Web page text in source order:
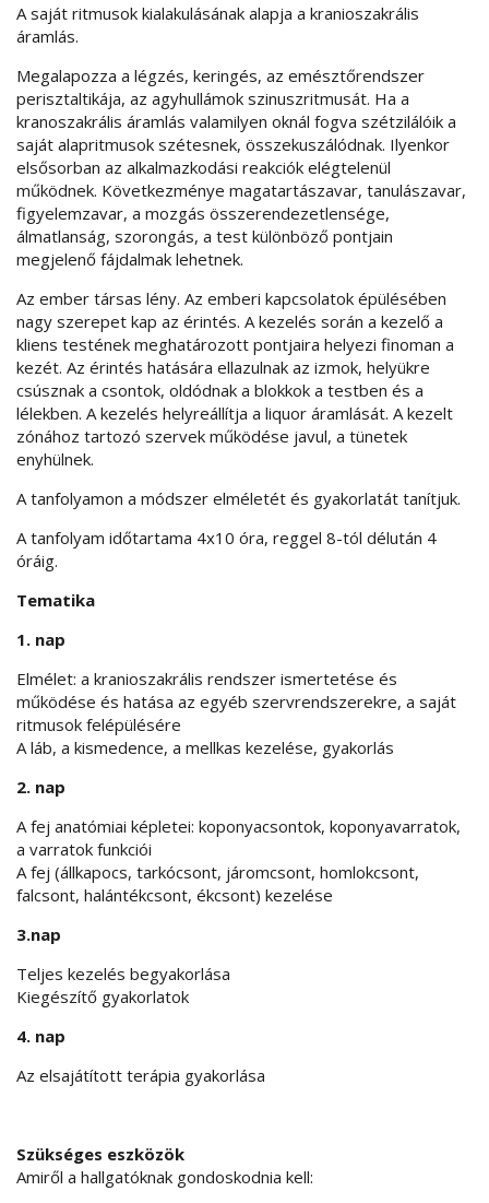
A saját ritmusok kialakulásának alapja a kranioszakrális
áramlás.
Megalapozza a légzés, keringés, az emésztőrendszer
perisztaltikája, az agyhullámok szinuszritmusát. Ha a
kranoszakrális áramlás valamilyen oknál fogva szétzilálóik a
saját alapritmusok szétesnek, összekuszálódnak. Ilyenkor
elsősorban az alkalmazkodási reakciók elégtelenül
működnek. Következménye magatartászavar, tanulászavar,
figyelemzavar, a mozgás összerendezetlensége,
álmatlanság, szorongás, a test különböző pontjain
megjelenő fájdalmak lehetnek.
Az ember társas lény. Az emberi kapcsolatok épülésében
nagy szerepet kap az érintés. A kezelés során a kezelő a
kliens testének meghatározott pontjaira helyezi finoman a
kezét. Az érintés hatására ellazulnak az izmok, helyükre
csúsznak a csontok, oldódnak a blokkok a testben és a
lélekben. A kezelés helyreállítja a liquor áramlását. A kezelt
zónához tartozó szervek működése javul, a tünetek
enyhülnek.
A tanfolyamon a módszer elméletét és gyakorlatát tanítjuk.
A tanfolyam időtartama 4x10 óra, reggel 8-tól délután 4
óráig.
Tematika
1. nap
Elmélet: a kranioszakrális rendszer ismertetése és
működése és hatása az egyéb szervrendszerekre, a saját
ritmusok felépülésére
A láb, a kismedence, a mellkas kezelése, gyakorlás
2. nap
A fej anatómiai képletei: koponyacsontok, koponyavarratok,
a varratok funkciói
A fej (állkapocs, tarkócsont, járomcsont, homlokcsont,
falcsont, halántékcsont, ékcsont) kezelése
3.nap
Teljes kezelés begyakorlása
Kiegészítő gyakorlatok
4. nap
Az elsajátított terápia gyakorlása
Szükséges eszközök
Amiről a hallgatóknak gondoskodnia kell: